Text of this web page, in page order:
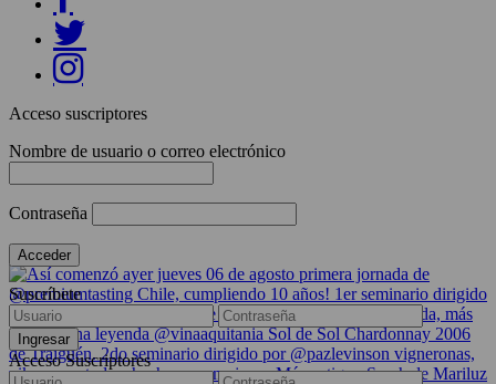
Acceso suscriptores
Nombre de usuario o correo electrónico
Contraseña
Suscríbete
Acceso Suscriptores